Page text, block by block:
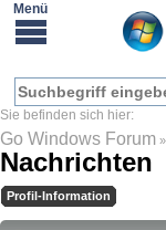
Go Windows Forum »
Nachrichten
Profil-Information